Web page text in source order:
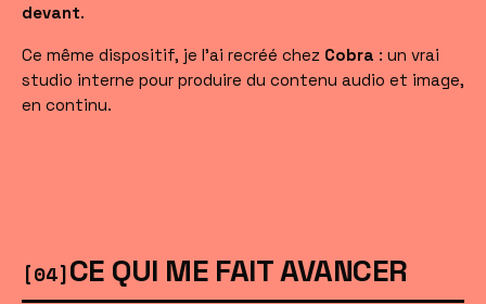
devant.
Ce même dispositif, je l'ai recréé chez Cobra : un vrai
studio interne pour produire du contenu audio et image,
en continu.
[04]CE QUI ME FAIT AVANCER